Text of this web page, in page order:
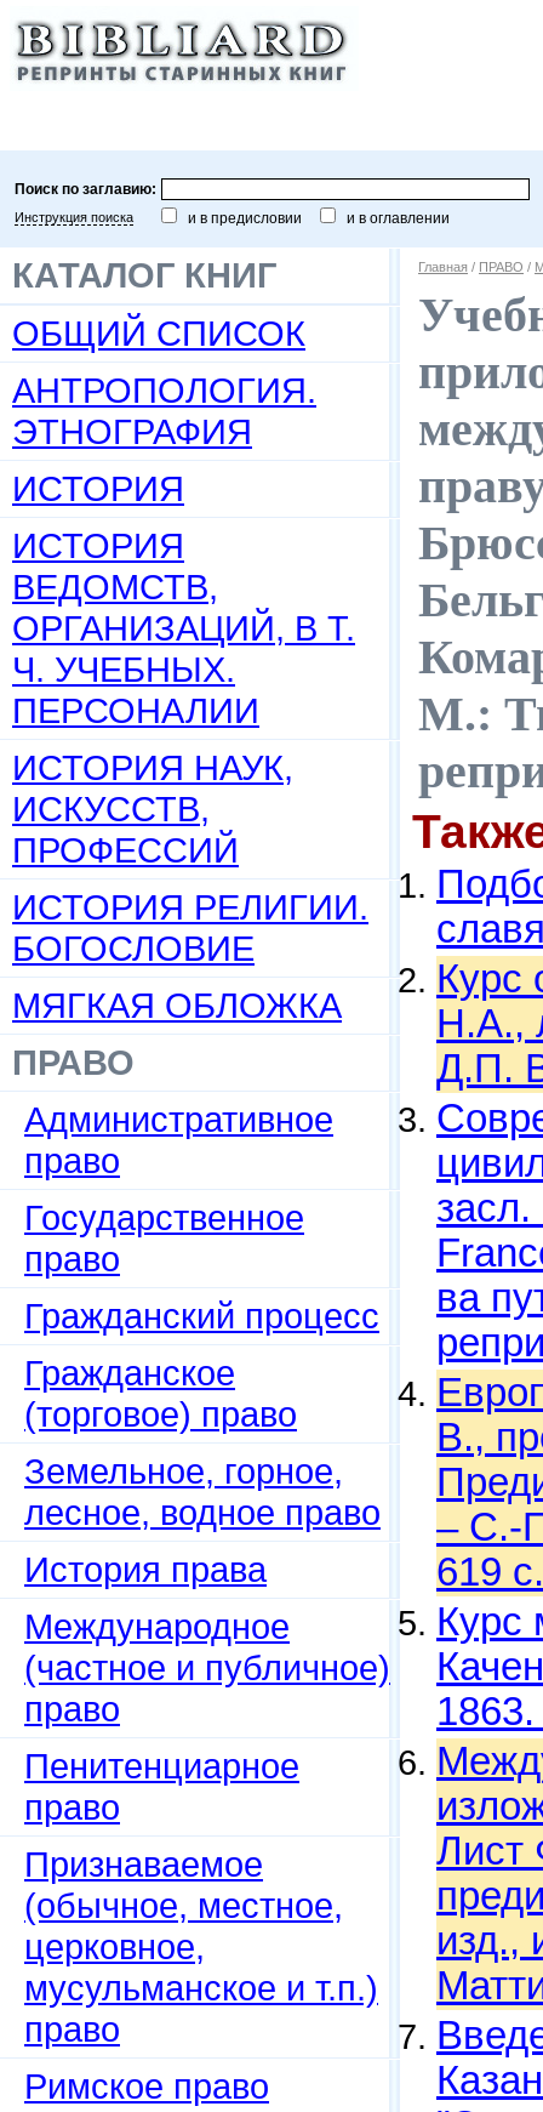
Поиск по заглавию:
Инструкция поиска и в предисловии и в оглавлении
КАТАЛОГ КНИГ
ОБЩИЙ СПИСОК
АНТРОПОЛОГИЯ.
ЭТНОГРАФИЯ
ИСТОРИЯ
ИСТОРИЯ
ВЕДОМСТВ,
ОРГАНИЗАЦИЙ, В Т.
Ч. УЧЕБНЫХ.
ПЕРСОНАЛИИ
ИСТОРИЯ НАУК,
ИСКУССТВ,
ПРОФЕССИЙ
ИСТОРИЯ РЕЛИГИИ.
БОГОСЛОВИЕ
МЯГКАЯ ОБЛОЖКА
ПРАВО
Административное
право
Государственное
право
Гражданский процесс
Гражданское
(торговое) право
Земельное, горное,
лесное, водное право
История права
Международное
(частное и публичное)
право
Пенитенциарное
право
Признаваемое
(обычное, местное,
церковное,
мусульманское и т.п.)
право
Римское право
Главная / ПРАВО /
М.:
Курс
Н.А.,
Д.П.
ва
В.,
– С.-
619
Курс
Лист
изд.,